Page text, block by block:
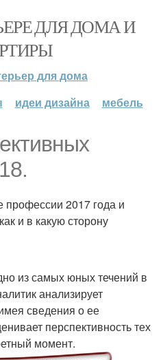
ДЛЯ ДОМА И
для дома
идеи дизайна мебель
2017 года и
и в какую сторону
из самых юных течений в
анализирует
сведения о ее
перспективность тех
момент.